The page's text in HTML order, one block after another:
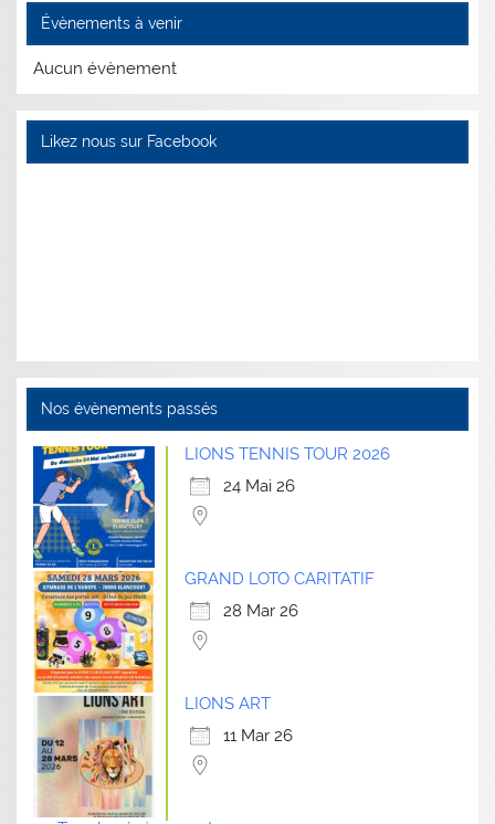
Évènements à venir
Aucun évènement
Likez nous sur Facebook
Nos évènements passés
LIONS TENNIS TOUR 2026
24 Mai 26
GRAND LOTO CARITATIF
28 Mar 26
LIONS ART
11 Mar 26